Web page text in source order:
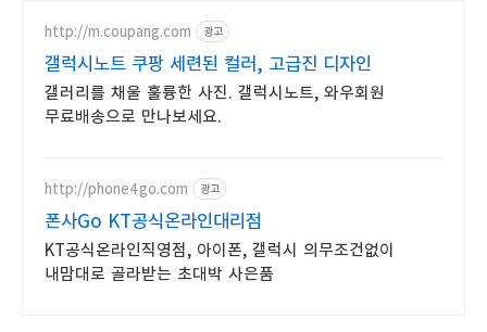
http://m.coupang.com 광고
갤럭시노트 쿠팡 세련된 컬러, 고급진 디자인
갤러리를 채울 훌륭한 사진. 갤럭시노트, 와우회원
무료배송으로 만나보세요.
http://phone4go.com 광고
폰사Go KT공식온라인대리점
KT공식온라인직영점, 아이폰, 갤럭시 의무조건없이
내맘대로 골라받는 초대박 사은품